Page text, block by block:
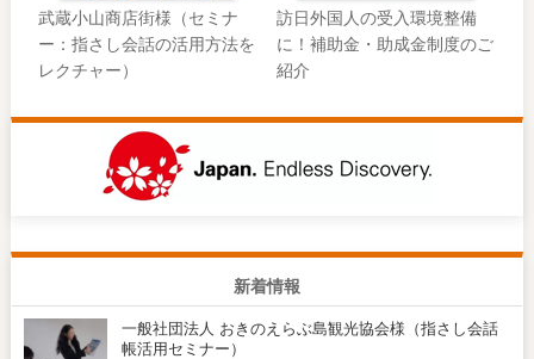
武蔵小山商店街様（セミナ
ー：指さし会話の活用方法を
レクチャー）
訪日外国人の受入環境整備
に！補助金・助成金制度のご
紹介
新着情報
一般社団法人 おきのえらぶ島観光協会様（指さし会話
帳活用セミナー）